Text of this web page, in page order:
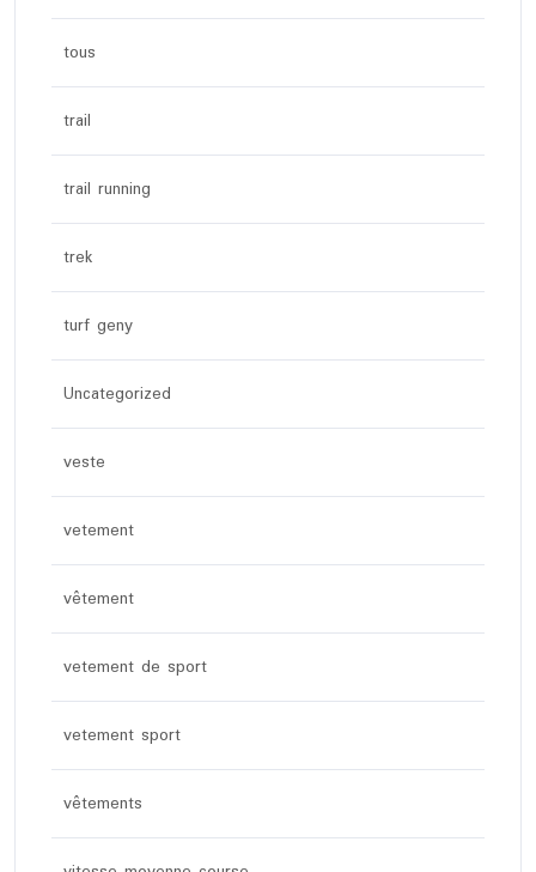
tous
trail
trail running
trek
turf geny
Uncategorized
veste
vetement
vêtement
vetement de sport
vetement sport
vêtements